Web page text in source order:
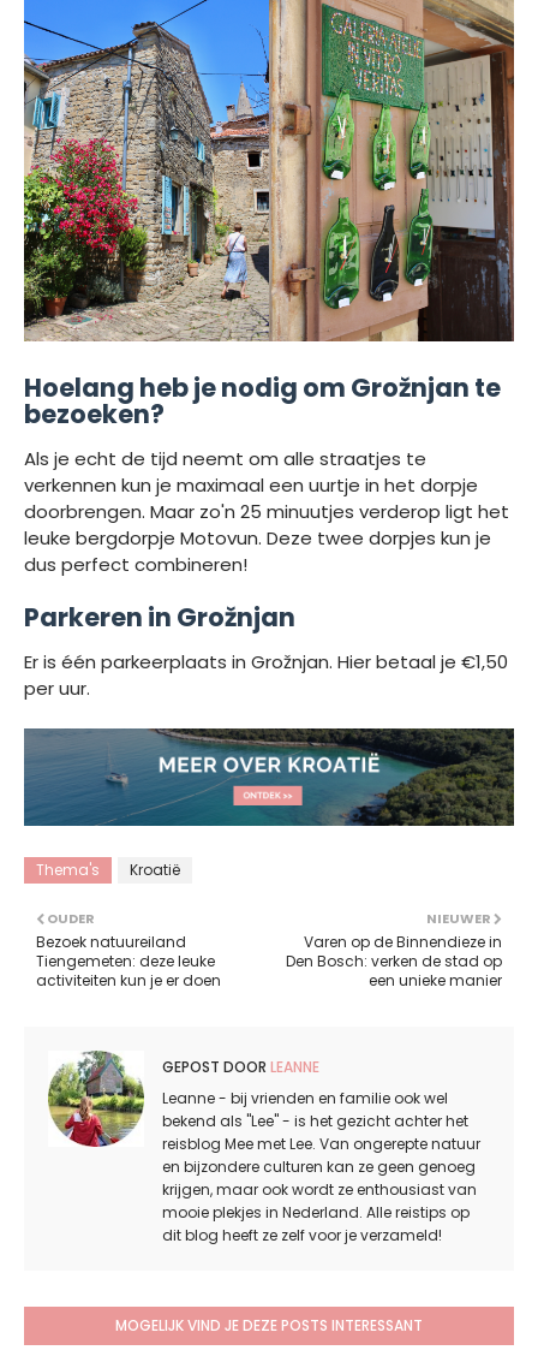
Hoelang heb je nodig om Grožnjan te
bezoeken?
Als je echt de tijd neemt om alle straatjes te
verkennen kun je maximaal een uurtje in het dorpje
doorbrengen. Maar zo'n 25 minuutjes verderop ligt het
leuke bergdorpje Motovun. Deze twee dorpjes kun je
dus perfect combineren!
Parkeren in Grožnjan
Er is één parkeerplaats in Grožnjan. Hier betaal je €1,50
per uur.
Thema's Kroatië
NIEUWER
Varen op de Binnendieze in
Den Bosch: verken de stad op
een unieke manier
OUDER
Bezoek natuureiland
Tiengemeten: deze leuke
activiteiten kun je er doen
GEPOST DOOR LEANNE
Leanne - bij vrienden en familie ook wel
bekend als "Lee" - is het gezicht achter het
reisblog Mee met Lee. Van ongerepte natuur
en bijzondere culturen kan ze geen genoeg
krijgen, maar ook wordt ze enthousiast van
mooie plekjes in Nederland. Alle reistips op
dit blog heeft ze zelf voor je verzameld!
MOGELIJK VIND JE DEZE POSTS INTERESSANT